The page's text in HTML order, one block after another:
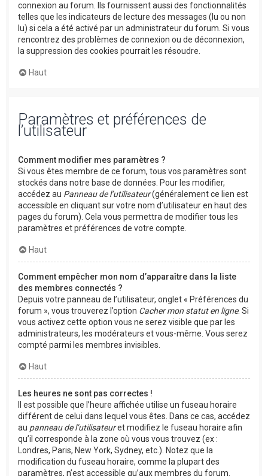
connexion au forum. Ils fournissent aussi des fonctionnalités
telles que les indicateurs de lecture des messages (lu ou non
lu) si cela a été activé par un administrateur du forum. Si vous
rencontrez des problèmes de connexion ou de déconnexion,
la suppression des cookies pourrait les résoudre.
Haut
Paramètres et préférences de
l’utilisateur
Comment modifier mes paramètres ?
Si vous êtes membre de ce forum, tous vos paramètres sont
stockés dans notre base de données. Pour les modifier,
accédez au Panneau de l’utilisateur(généralement ce lien est
accessible en cliquant sur votre nom d’utilisateur en haut des
pages du forum). Cela vous permettra de modifier tous les
paramètres et préférences de votre compte.
Haut
Comment empêcher mon nom d’apparaître dans la liste
des membres connectés ?
Depuis votre panneau de l’utilisateur, onglet « Préférences du
forum », vous trouverez l’option Cacher mon statut en ligne. Si
vous activez cette option vous ne serez visible que par les
administrateurs, les modérateurs et vous-même. Vous serez
compté parmi les membres invisibles.
Haut
Les heures ne sont pas correctes !
Il est possible que l’heure affichée utilise un fuseau horaire
différent de celui dans lequel vous êtes. Dans ce cas, accédez
au panneau de l’utilisateuret modifiez le fuseau horaire afin
qu’il corresponde à la zone où vous vous trouvez (ex :
Londres, Paris, New York, Sydney, etc.). Notez que la
modification du fuseau horaire, comme la plupart des
paramètres, n’est accessible qu’aux membres du forum.